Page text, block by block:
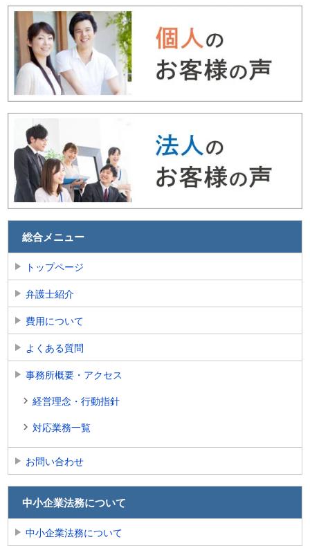
総合メニュー
トップページ
弁護士紹介
費用について
よくある質問
事務所概要・アクセス
経営理念・行動指針
対応業務一覧
お問い合わせ
中小企業法務について
中小企業法務について